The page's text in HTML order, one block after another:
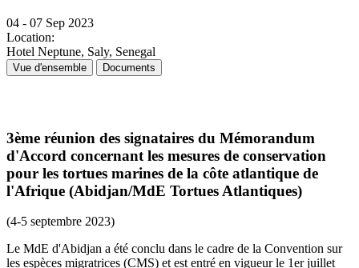
04 - 07 Sep 2023
Location:
Hotel Neptune, Saly, Senegal
Vue d'ensemble Documents
3ème réunion des signataires du Mémorandum
d'Accord concernant les mesures de conservation
pour les tortues marines de la côte atlantique de
l'Afrique (Abidjan/MdE Tortues Atlantiques)
(4-5 septembre 2023)
Le MdE d'Abidjan a été conclu dans le cadre de la Convention sur
les espèces migratrices (CMS) et est entré en vigueur le 1er juillet